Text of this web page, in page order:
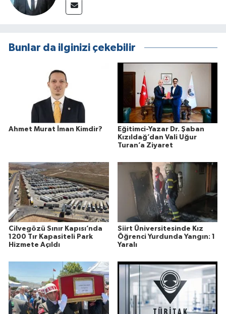
Bunlar da ilginizi çekebilir
Ahmet Murat İman Kimdir?
Eğitimci-Yazar Dr. Şaban
Kızıldağ’dan Vali Uğur
Turan’a Ziyaret
Cilvegözü Sınır Kapısı’nda
1200 Tır Kapasiteli Park
Hizmete Açıldı
Siirt Üniversitesinde Kız
Öğrenci Yurdunda Yangın: 1
Yaralı